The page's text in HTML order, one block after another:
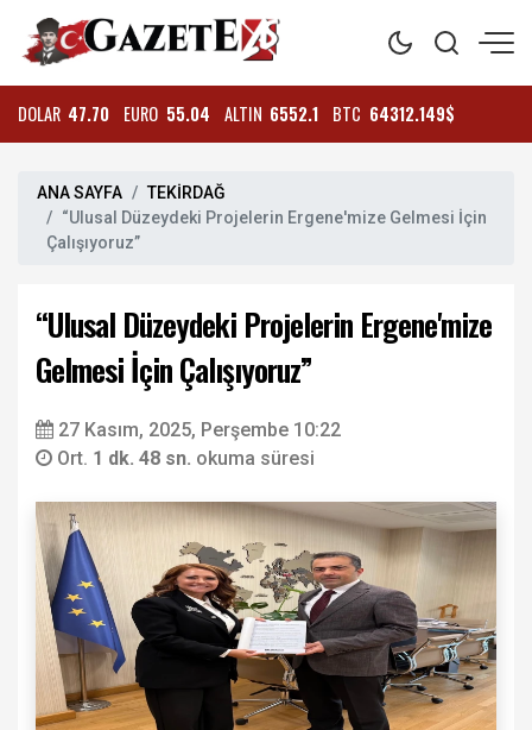
DOLAR 47.70 EURO 55.04 ALTIN 6552.1 BTC 64312.149$
ANA SAYFA
TEKİRDAĞ
“Ulusal Düzeydeki Projelerin Ergene'mize Gelmesi İçin
Çalışıyoruz”
“Ulusal Düzeydeki Projelerin Ergene'mize
Gelmesi İçin Çalışıyoruz”
27 Kasım, 2025, Perşembe 10:22
Ort. 1 dk. 48 sn. okuma süresi